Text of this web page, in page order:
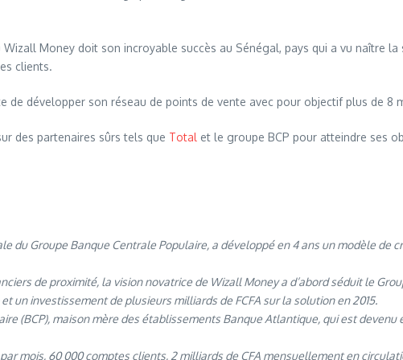
Money doit son incroyable succès au Sénégal, pays qui a vu naître la
clients.
développer son réseau de points de vente avec pour objectif plus de 8
des partenaires sûrs tels que Total et le groupe BCP pour atteindre ses
du Groupe Banque Centrale Populaire, a développé en 4 ans un modèle de
de proximité, la vision novatrice de Wizall Money a d’abord séduit le
investissement de plusieurs milliards de FCFA sur la solution en 2015.
(BCP), maison mère des établissements Banque Atlantique, qui est devenu
mois, 60 000 comptes clients, 2 milliards de CFA mensuellement en